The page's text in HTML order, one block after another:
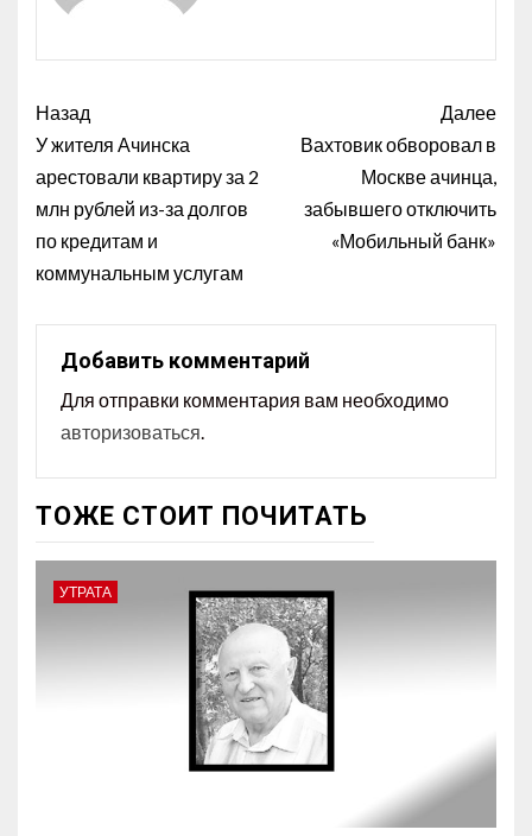
Назад
У жителя Ачинска
арестовали квартиру за 2
млн рублей из-за долгов
по кредитам и
коммунальным услугам
Далее
Вахтовик обворовал в
Москве ачинца,
забывшего отключить
«Мобильный банк»
Добавить комментарий
Для отправки комментария вам необходимо
авторизоваться.
ТОЖЕ СТОИТ ПОЧИТАТЬ
УТРАТА